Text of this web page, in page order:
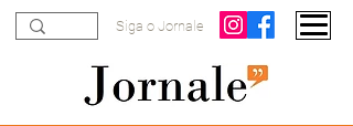
Siga o Jornale